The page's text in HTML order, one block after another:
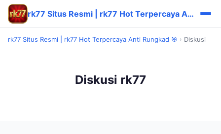
rk77 Situs Resmi | rk77 Hot Terpercaya Anti Rungkad 🎯
rk77 Situs Resmi | rk77 Hot Terpercaya Anti Rungkad 🎯 › Diskusi
Diskusi rk77